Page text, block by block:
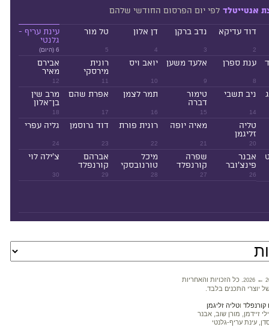
אנטייטלד לפי יום הפרסום החודשי שלהם
2
דוד עדיקא
3
נדב ברקן
4
דן אלון
5
טל מור
6 (היום)
עינת עריף -
גלנטי
8
ענת ספרן
9
אלעד משען
10
יואב ויס
11
רונית
מירסקי
12
אבירם
מאיר
14
ניב תשבי
15
טימור
דברה
16
תמר לצמן
17
אפרת שהם
18
מרב שין
בן־אלון
20
טליה
זליגמן
21
מאיה יופה
22
רונית פורת
23
דוד גרוסמן
24
גליה עפרי
26
אבנר
פינצ'ובר
27
שפרה
קורנפלד
28
מיכל
טורנובסקי
29
אברהם
קורנפלד
30
צ'ילה לוי
2026 ←
. כל הזכויות והאחריות
יוצרי התכנים בלבד.
וטליה זליגמן
זיידמן, מורן שוב, אבנר
עינת עריף-גלנטי